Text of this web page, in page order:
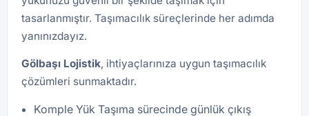
tasarlanmıştır. Taşımacılık süreçlerinde her adımda
yanınızdayız.
Gölbaşı Lojistik, ihtiyaçlarınıza uygun taşımacılık
çözümleri sunmaktadır.
Komple Yük Taşıma sürecinde günlük çıkış